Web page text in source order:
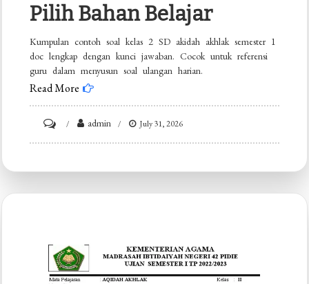
Pilih Bahan Belajar
Kumpulan contoh soal kelas 2 SD akidah akhlak semester 1
doc lengkap dengan kunci jawaban. Cocok untuk referensi
guru dalam menyusun soal ulangan harian.
Read More
Contoh
Akhlak
Semester
admin July 31, 2026